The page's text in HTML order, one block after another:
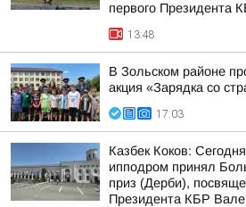
первого Президента
13:48
В Зольском районе
акция «Зарядка со
17:03
Казбек Коков:
ипподром принял
приз (Дерби),
Президента КБР